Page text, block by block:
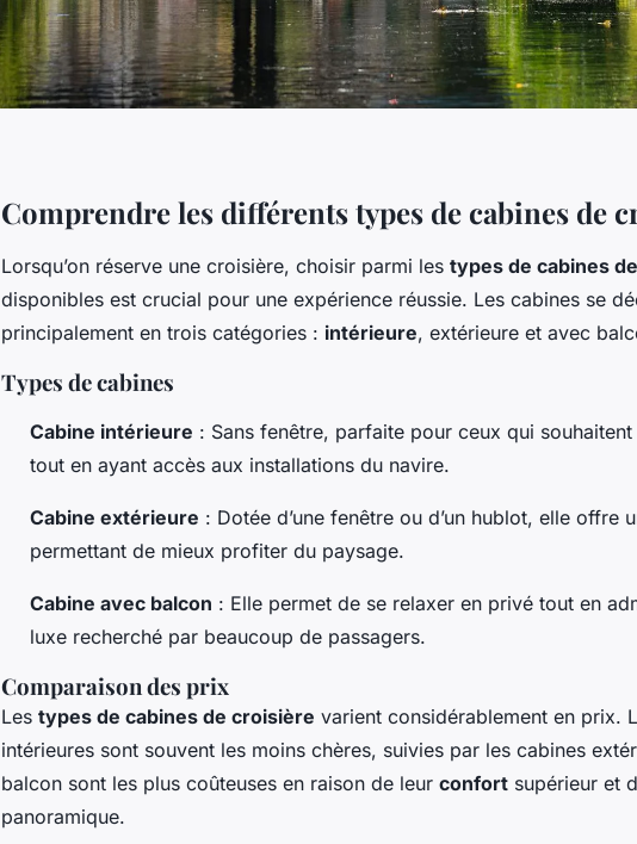
Comprendre les différents types de cabines de
Lorsqu’on réserve une croisière, choisir parmi les types de cabines
disponibles est crucial pour une expérience réussie. Les cabines se
principalement en trois catégories : intérieure, extérieure et avec
Types de cabines
Cabine intérieure : Sans fenêtre, parfaite pour ceux qui
tout en ayant accès aux installations du navire.
Cabine extérieure : Dotée d’une fenêtre ou d’un hublot, elle offre
permettant de mieux profiter du paysage.
Cabine avec balcon : Elle permet de se relaxer en privé tout en
luxe recherché par beaucoup de passagers.
Comparaison des prix
Les types de cabines de croisière varient considérablement en prix.
intérieures sont souvent les moins chères, suivies par les cabines
balcon sont les plus coûteuses en raison de leur confort supérieur et
panoramique.